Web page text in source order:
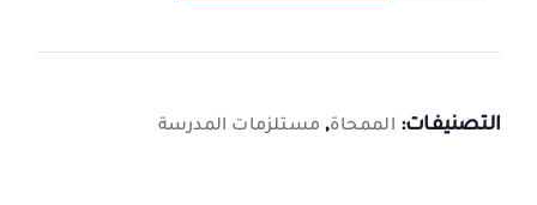
التصنيفات: الممحاة, مستلزمات المدرسة